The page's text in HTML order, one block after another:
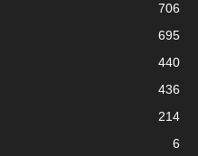
706
695
440
436
214
6